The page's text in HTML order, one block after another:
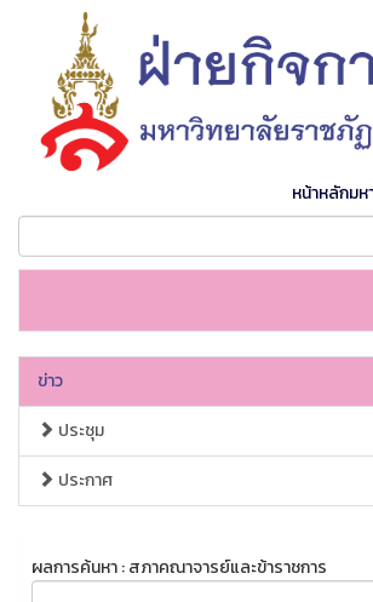
หน้าหลักมห
ข่าว
ประชุม
ประกาศ
ผลการค้นหา : สภาคณาจารย์และข้าราชการ